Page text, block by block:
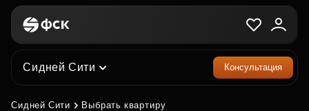
Сидней Сити Консультация
Сидней Сити Выбрать квартиру